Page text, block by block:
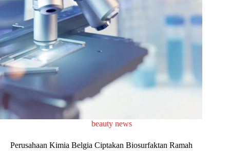
beauty news
Perusahaan Kimia Belgia Ciptakan Biosurfaktan Ramah